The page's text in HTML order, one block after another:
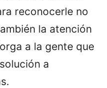
reconocerle no
la atención
a la gente que
a